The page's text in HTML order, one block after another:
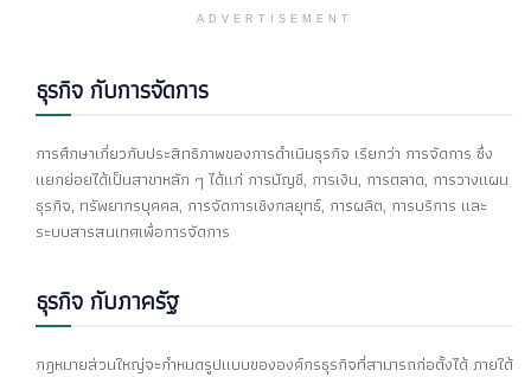
ADVERTISEMENT
ธุรกิจ กับการจัดการ
การศึกษาเกี่ยวกับประสิทธิภาพของการดำเนินธุรกิจ เรียกว่า การจัดการ ซึ่ง
แยกย่อยได้เป็นสาขาหลัก ๆ ได้แก่ การบัญชี, การเงิน, การตลาด, การวางแผน
ธุรกิจ, ทรัพยากรบุคคล, การจัดการเชิงกลยุทธ์, การผลิต, การบริการ และ
ระบบสารสนเทศเพื่อการจัดการ
ธุรกิจ กับภาครัฐ
กฎหมายส่วนใหญ่จะกำหนดรูปแบบขององค์กรธุรกิจที่สามารถก่อตั้งได้ ภายใต้